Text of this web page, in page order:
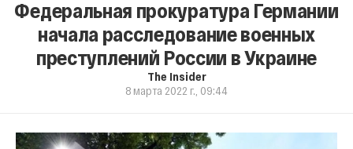
Федеральная прокуратура Германии
начала расследование военных
преступлений России в Украине
The Insider
8 марта 2022 г., 09:44